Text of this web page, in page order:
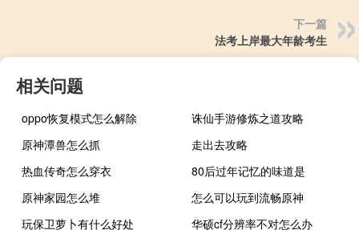
下一篇
法考上岸最大年龄考生
相关问题
oppo恢复模式怎么解除
诛仙手游修炼之道攻略
原神潭兽怎么抓
走出去攻略
热血传奇怎么穿衣
80后过年记忆的味道是
原神家园怎么堆
怎么可以玩到流畅原神
玩保卫萝卜有什么好处
华硕cf分辨率不对怎么办